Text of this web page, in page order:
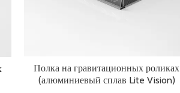
Полка на гравитационных роликах
(алюминиевый сплав Lite Vision)